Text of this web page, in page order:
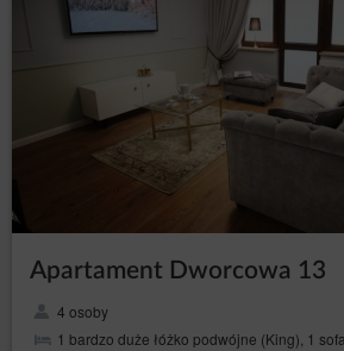
formularzu rejestracyjnym, że
zapoznał się z Regulaminem i w
wszystkie jego postanowienia.
W chwili nadania dostępu do
Usługodawcą, a Gościem/
zawarta na czas nieokreślony
usług drogą elektroniczną
Rejestracja Konta na jednej ze
równocześnie rejestrację
świadczenie usługi drogą
pisemnie na adres
Apartament Dworcowa 13
4 osoby
1 bardzo duże łóżko podwójne (King), 1